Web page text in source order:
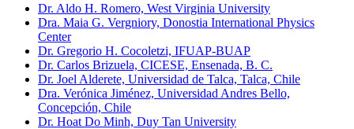
Dr. Aldo H. Romero, West Virginia University
Dra. Maia G. Vergniory, Donostia International Physics
Center
Dr. Gregorio H. Cocoletzi, IFUAP-BUAP
Dr. Carlos Brizuela, CICESE, Ensenada, B. C.
Dr. Joel Alderete, Universidad de Talca, Talca, Chile
Dra. Verónica Jiménez, Universidad Andres Bello,
Concepción, Chile
Dr. Hoat Do Minh, Duy Tan University